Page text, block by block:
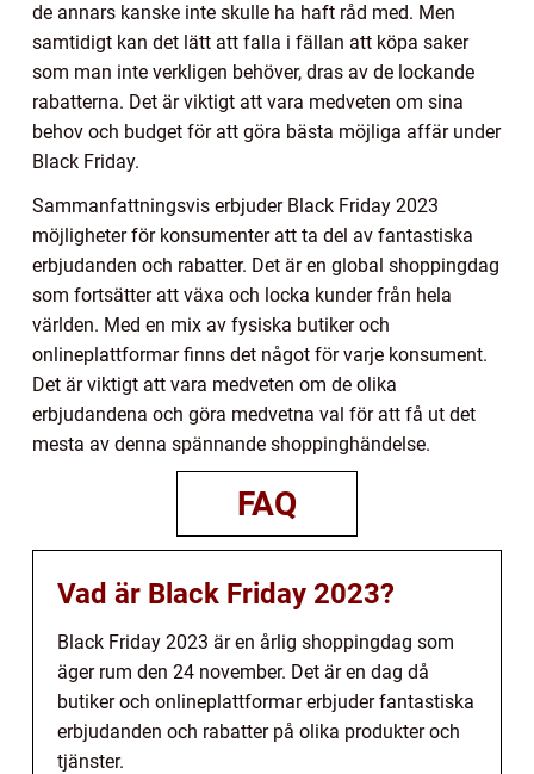
de annars kanske inte skulle ha haft råd med. Men
samtidigt kan det lätt att falla i fällan att köpa saker
som man inte verkligen behöver, dras av de lockande
rabatterna. Det är viktigt att vara medveten om sina
behov och budget för att göra bästa möjliga affär under
Black Friday.
Sammanfattningsvis erbjuder Black Friday 2023
möjligheter för konsumenter att ta del av fantastiska
erbjudanden och rabatter. Det är en global shoppingdag
som fortsätter att växa och locka kunder från hela
världen. Med en mix av fysiska butiker och
onlineplattformar finns det något för varje konsument.
Det är viktigt att vara medveten om de olika
erbjudandena och göra medvetna val för att få ut det
mesta av denna spännande shoppinghändelse.
FAQ
Vad är Black Friday 2023?
Black Friday 2023 är en årlig shoppingdag som
äger rum den 24 november. Det är en dag då
butiker och onlineplattformar erbjuder fantastiska
erbjudanden och rabatter på olika produkter och
tjänster.